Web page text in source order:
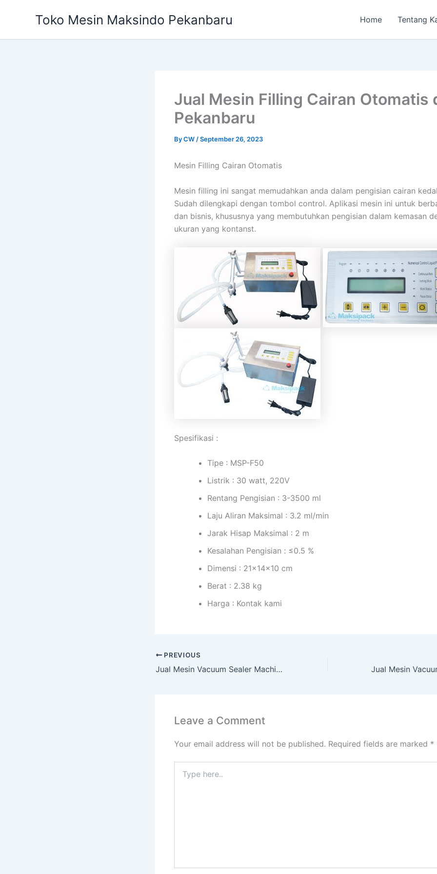
Toko Mesin Maksindo Pekanbaru Home Tentang
Jual Mesin Filling Cairan Otomatis
Pekanbaru
ByCW /September 26, 2023
Mesin Filling Cairan Otomatis
Mesin filling ini sangat memudahkan anda dalam pengisian cairan
Sudah dilengkapi dengan tombol control. Aplikasi mesin ini untuk
dan bisnis, khususnya yang membutuhkan pengisian dalam kemasan
ukuran yang kontanst.
Spesifikasi :
Tipe : MSP-F50
Listrik : 30 watt, 220V
Rentang Pengisian : 3-3500 ml
Laju Aliran Maksimal : 3.2 ml/min
Jarak Hisap Maksimal : 2 m
Kesalahan Pengisian : ≤0.5 %
Dimensi : 21x14x10 cm
Berat : 2.38 kg
Harga : Kontak kami
PREVIOUS
Jual Mesin Vacuum Sealer Machine ARD-VC85 Di Pekanbaru
Leave a Comment
Your email address will not be published. Required fields are marked *
here..